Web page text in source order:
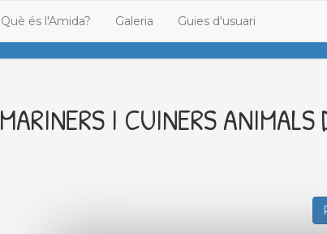
Què és l'Amida? Galeria Guies d'usuari
MARINERS I CUINERS